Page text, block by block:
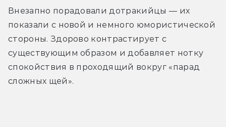
Внезапно порадовали дотракийцы — их
показали с новой и немного юмористической
стороны. Здорово контрастирует с
существующим образом и добавляет нотку
спокойствия в проходящий вокруг «парад
сложных щей».